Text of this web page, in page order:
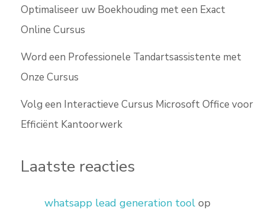
Optimaliseer uw Boekhouding met een Exact
Online Cursus
Word een Professionele Tandartsassistente met
Onze Cursus
Volg een Interactieve Cursus Microsoft Office voor
Efficiënt Kantoorwerk
Laatste reacties
whatsapp lead generation tool op